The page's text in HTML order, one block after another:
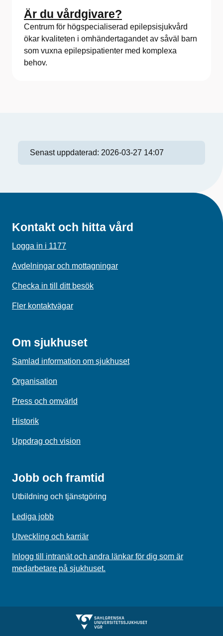
Är du vårdgivare?
Centrum för högspecialiserad epilepsisjukvård
ökar kvaliteten i omhändertagandet av såväl barn
som vuxna epilepsipatienter med komplexa
behov.
Senast uppdaterad: 2026-03-27 14:07
Kontakt och hitta vård
Logga in i 1177
Avdelningar och mottagningar
Checka in till ditt besök
Fler kontaktvägar
Om sjukhuset
Samlad information om sjukhuset
Organisation
Press och omvärld
Historik
Uppdrag och vision
Jobb och framtid
Utbildning och tjänstgöring
Lediga jobb
Utveckling och karriär
Inlogg till intranät och andra länkar för dig som är
medarbetare på sjukhuset.